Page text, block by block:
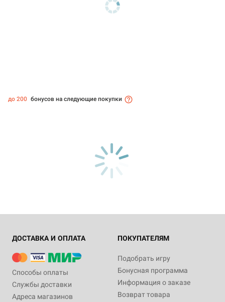
до 200 бонусов на следующие покупки
ДОСТАВКА И ОПЛАТА
Способы оплаты
Службы доставки
Адреса магазинов
ПОКУПАТЕЛЯМ
Подобрать игру
Бонусная программа
Информация о заказе
Возврат товара